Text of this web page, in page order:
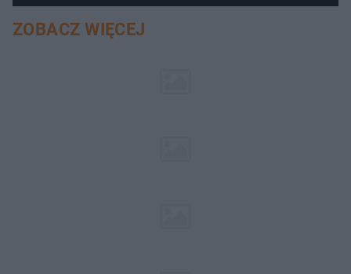
ZOBACZ WIĘCEJ